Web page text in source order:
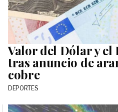
Valor del Dólar y el
tras anuncio de
cobre
DEPORTES